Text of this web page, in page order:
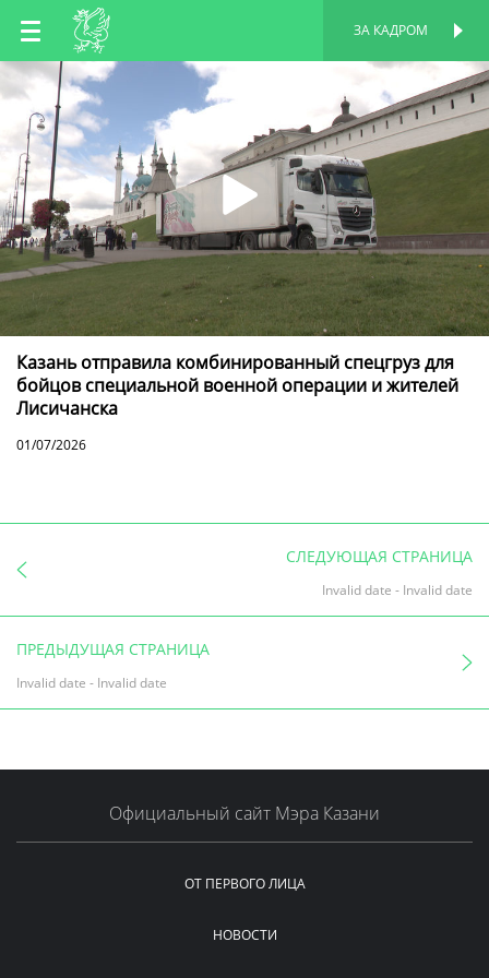
RU
TT
ЗА КАДРОМ
Казань отправила комбинированный спецгруз для
бойцов специальной военной операции и жителей
Лисичанска
01/07/2026
СЛЕДУЮЩАЯ СТРАНИЦА
Invalid date - Invalid date
ПРЕДЫДУЩАЯ СТРАНИЦА
Invalid date - Invalid date
Официальный сайт Мэра Казани
ОТ ПЕРВОГО ЛИЦА
НОВОСТИ
ПЕРСОНАЛЬНАЯ
СТРАНИЦА